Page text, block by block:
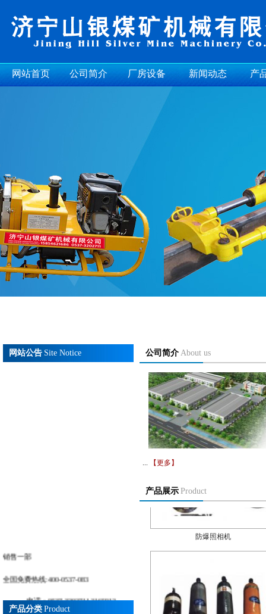
网站首页 公司简介 厂房设备 新闻动态 产
网站公告 Site Notice
销售一部
全国免费热线:400-0537-083
电话：0537-3202711 3165912
产品分类 Product
公司简介 About us
... 【更多】
产品展示 Product
AE102型氧气充填泵